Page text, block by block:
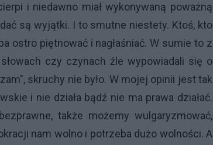
i niedawno miał wykonywaną poważną
są wyjątki. I to smutne niestety. Ktoś, kto
ostro piętnować i nagłaśniać. W sumie to z
czy czynach źle wypowiadali się o
skruchy nie było. W mojej opinii jest tak
i nie działa bądź nie ma prawa działać.
także możemy wulgaryzmować,
nam wolno i potrzeba dużo wolności. A